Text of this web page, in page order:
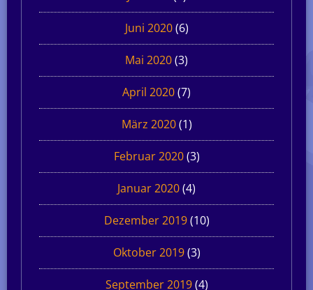
Juni 2020(6)
Mai 2020(3)
April 2020(7)
März 2020(1)
Februar 2020(3)
Januar 2020(4)
Dezember 2019(10)
Oktober 2019(3)
September 2019(4)